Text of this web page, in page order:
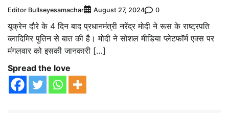
Editor Bullseyesamachar August 27, 2024 0
यूक्रेन दौरे के 4 दिन बाद प्रधानमंत्री नरेंद्र मोदी ने रूस के राष्ट्रपति
व्लादिमिर पुतिन से बात की है। मोदी ने सोशल मीडिया प्लेटफॉर्म एक्स पर
मंगलवार को इसकी जानकारी […]
Spread the love